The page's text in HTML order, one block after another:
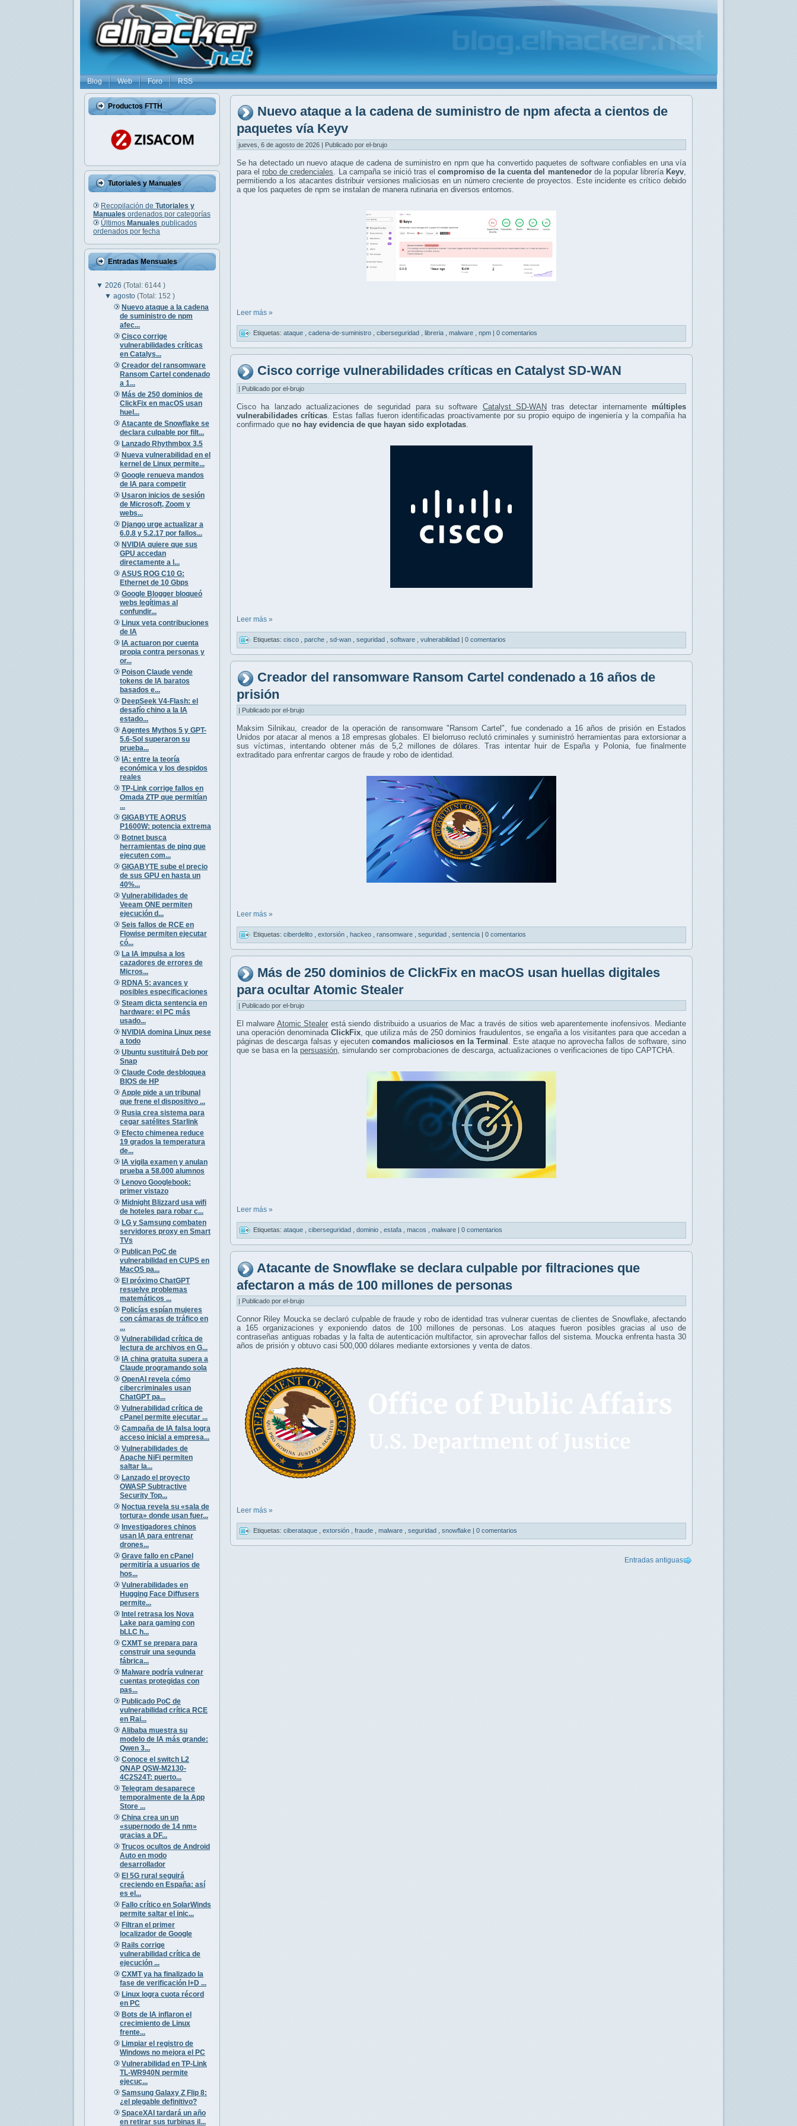
Blog Web Foro RSS
Productos FTTH
Tutoriales y Manuales
Recopilación de Tutoriales y
Manuales ordenados por categorías
Últimos Manuales publicados
ordenados por fecha
Entradas Mensuales
▼ 2026 (Total: 6144 )
▼agosto(Total: 152 )
Nuevo ataque a la cadena
de suministro de npm
afec...
Cisco corrige
vulnerabilidades críticas
en Catalys...
Creador del ransomware
Ransom Cartel condenado
a 1...
Más de 250 dominios de
ClickFix en macOS usan
huel...
Atacante de Snowflake se
declara culpable por filt...
Lanzado Rhythmbox 3.5
Nueva vulnerabilidad en el
kernel de Linux permite...
Google renueva mandos
de IA para competir
Usaron inicios de sesión
de Microsoft, Zoom y
webs...
Django urge actualizar a
6.0.8 y 5.2.17 por fallos...
NVIDIA quiere que sus
GPU accedan
directamente a l...
ASUS ROG C10 G:
Ethernet de 10 Gbps
Google Blogger bloqueó
webs legítimas al
confundir...
Linux veta contribuciones
de IA
IA actuaron por cuenta
propia contra personas y
or...
Poison Claude vende
tokens de IA baratos
basados e...
DeepSeek V4-Flash: el
desafío chino a la IA
estado...
Agentes Mythos 5 y GPT-
5.6-Sol superaron su
prueba...
IA: entre la teoría
económica y los despidos
reales
TP-Link corrige fallos en
Omada ZTP que permitían
...
GIGABYTE AORUS
P1600W: potencia extrema
Botnet busca
herramientas de ping que
ejecuten com...
GIGABYTE sube el precio
de sus GPU en hasta un
40%...
Vulnerabilidades de
Veeam ONE permiten
ejecución d...
Seis fallos de RCE en
Flowise permiten ejecutar
có...
La IA impulsa a los
cazadores de errores de
Micros...
RDNA 5: avances y
posibles especificaciones
Steam dicta sentencia en
hardware: el PC más
usado...
NVIDIA domina Linux pese
a todo
Ubuntu sustituirá Deb por
Snap
Claude Code desbloquea
BIOS de HP
Apple pide a un tribunal
que frene el dispositivo ...
Rusia crea sistema para
cegar satélites Starlink
Efecto chimenea reduce
19 grados la temperatura
de...
IA vigila examen y anulan
prueba a 58.000 alumnos
Lenovo Googlebook:
primer vistazo
Midnight Blizzard usa wifi
de hoteles para robar c...
LG y Samsung combaten
servidores proxy en Smart
TVs
Publican PoC de
vulnerabilidad en CUPS en
MacOS pa...
El próximo ChatGPT
resuelve problemas
matemáticos ...
Policías espían mujeres
con cámaras de tráfico en
...
Vulnerabilidad crítica de
lectura de archivos en G...
IA china gratuita supera a
Claude programando sola
OpenAI revela cómo
cibercriminales usan
ChatGPT pa...
Vulnerabilidad crítica de
cPanel permite ejecutar ...
Campaña de IA falsa logra
acceso inicial a empresa...
Vulnerabilidades de
Apache NiFi permiten
saltar la...
Lanzado el proyecto
OWASP Subtractive
Security Top...
Noctua revela su «sala de
tortura» donde usan fuer...
Investigadores chinos
usan IA para entrenar
drones...
Grave fallo en cPanel
permitiría a usuarios de
hos...
Vulnerabilidades en
Hugging Face Diffusers
permite...
Intel retrasa los Nova
Lake para gaming con
bLLC h...
CXMT se prepara para
construir una segunda
fábrica...
Malware podría vulnerar
cuentas protegidas con
pas...
Publicado PoC de
vulnerabilidad crítica RCE
en Rai...
Alibaba muestra su
modelo de IA más grande:
Qwen 3...
Conoce el switch L2
QNAP QSW-M2130-
4C2S24T: puerto...
Telegram desaparece
temporalmente de la App
Store ...
China crea un un
«supernodo de 14 nm»
gracias a DF...
Trucos ocultos de Android
Auto en modo
desarrollador
El 5G rural seguirá
creciendo en España: así
es el...
Fallo crítico en SolarWinds
permite saltar el inic...
Filtran el primer
localizador de Google
Rails corrige
vulnerabilidad crítica de
ejecución ...
CXMT ya ha finalizado la
fase de verificación I+D ...
Linux logra cuota récord
en PC
Bots de IA inflaron el
crecimiento de Linux
frente...
Limpiar el registro de
Windows no mejora el PC
Vulnerabilidad en TP-Link
TL-WR940N permite
ejecuc...
Samsung Galaxy Z Flip 8:
¿el plegable definitivo?
SpaceXAI tardará un año
en retirar sus turbinas il...
Nuevo ataque a la cadena de suministro de npm afecta a cientos de
paquetes vía Keyv
jueves, 6 de agosto de 2026 | Publicado por el-brujo
Se ha detectado un nuevo ataque de cadena de suministro en npm que ha convertido paquetes de software confiables en una vía
para el robo de credenciales . La campaña se inició tras elcompromiso de la cuenta del mantenedorde la popular librería Keyv
permitiendo a los atacantes distribuir versiones maliciosas en un número creciente de proyectos. Este incidente es crítico debido
a que los paquetes de npm se instalan de manera rutinaria en diversos entornos.
Leer más »
Etiquetas: ataque cadena-de-suministro ciberseguridad libreria malware npm | 0 comentarios
Cisco corrige vulnerabilidades críticas en Catalyst SD-WAN
| Publicado por el-brujo
Cisco ha lanzado actualizaciones de seguridad para su software Catalyst SD-WANtras detectar internamente múltiples
vulnerabilidades críticas . Estas fallas fueron identificadas proactivamente por su propio equipo de ingeniería y la compañía ha
confirmado que no hay evidencia de que hayan sido explotadas
Leer más »
Etiquetas: cisco parche sd-wan seguridad software vulnerabilidad | 0 comentarios
Creador del ransomware Ransom Cartel condenado a 16 años de
prisión
| Publicado por el-brujo
Maksim Silnikau, creador de la operación de ransomware "Ransom Cartel", fue condenado a 16 años de prisión en Estados
Unidos por atacar al menos a 18 empresas globales. El bielorruso reclutó criminales y suministró herramientas para extorsionar a
sus víctimas, intentando obtener más de 5,2 millones de dólares. Tras intentar huir de España y Polonia, fue finalmente
extraditado para enfrentar cargos de fraude y robo de identidad.
Leer más »
Etiquetas: ciberdelito extorsión hackeo ransomware seguridad sentencia 0 comentarios
Más de 250 dominios de ClickFix en macOS usan huellas digitales
para ocultar Atomic Stealer
| Publicado por el-brujo
El malware Atomic Stealer está siendo distribuido a usuarios de Mac a través de sitios web aparentemente inofensivos. Mediante
una operación denominadaClickFix, que utiliza más de 250 dominios fraudulentos, se engaña a los visitantes para que accedan a
páginas de descarga falsas y ejecutencomandos maliciosos en la Terminal . Este ataque no aprovecha fallos de software, sino
que se basa en la persuasión, simulando ser comprobaciones de descarga, actualizaciones o verificaciones de tipo CAPTCHA.
Leer más »
Etiquetas: ataque ciberseguridad dominio estafa macos malware | 0 comentarios
Atacante de Snowflake se declara culpable por filtraciones que
afectaron a más de 100 millones de personas
| Publicado por el-brujo
Connor Riley Moucka se declaró culpable de fraude y robo de identidad tras vulnerar cuentas de clientes de Snowflake, afectando
a 165 organizaciones y exponiendo datos de 100 millones de personas. Los ataques fueron posibles gracias al uso de
contraseñas antiguas robadas y la falta de autenticación multifactor, sin aprovechar fallos del sistema. Moucka enfrenta hasta 30
años de prisión y obtuvo casi 500,000 dólares mediante extorsiones y venta de datos.
Leer más »
Etiquetas: ciberataque extorsión fraude malware seguridad snowflake 0 comentarios
Entradas antiguas